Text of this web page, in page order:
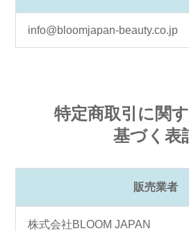
info@bloomjapan-beauty.co.jp
特定商取引に関
基づく表
販売業者
株式会社BLOOM JAPAN